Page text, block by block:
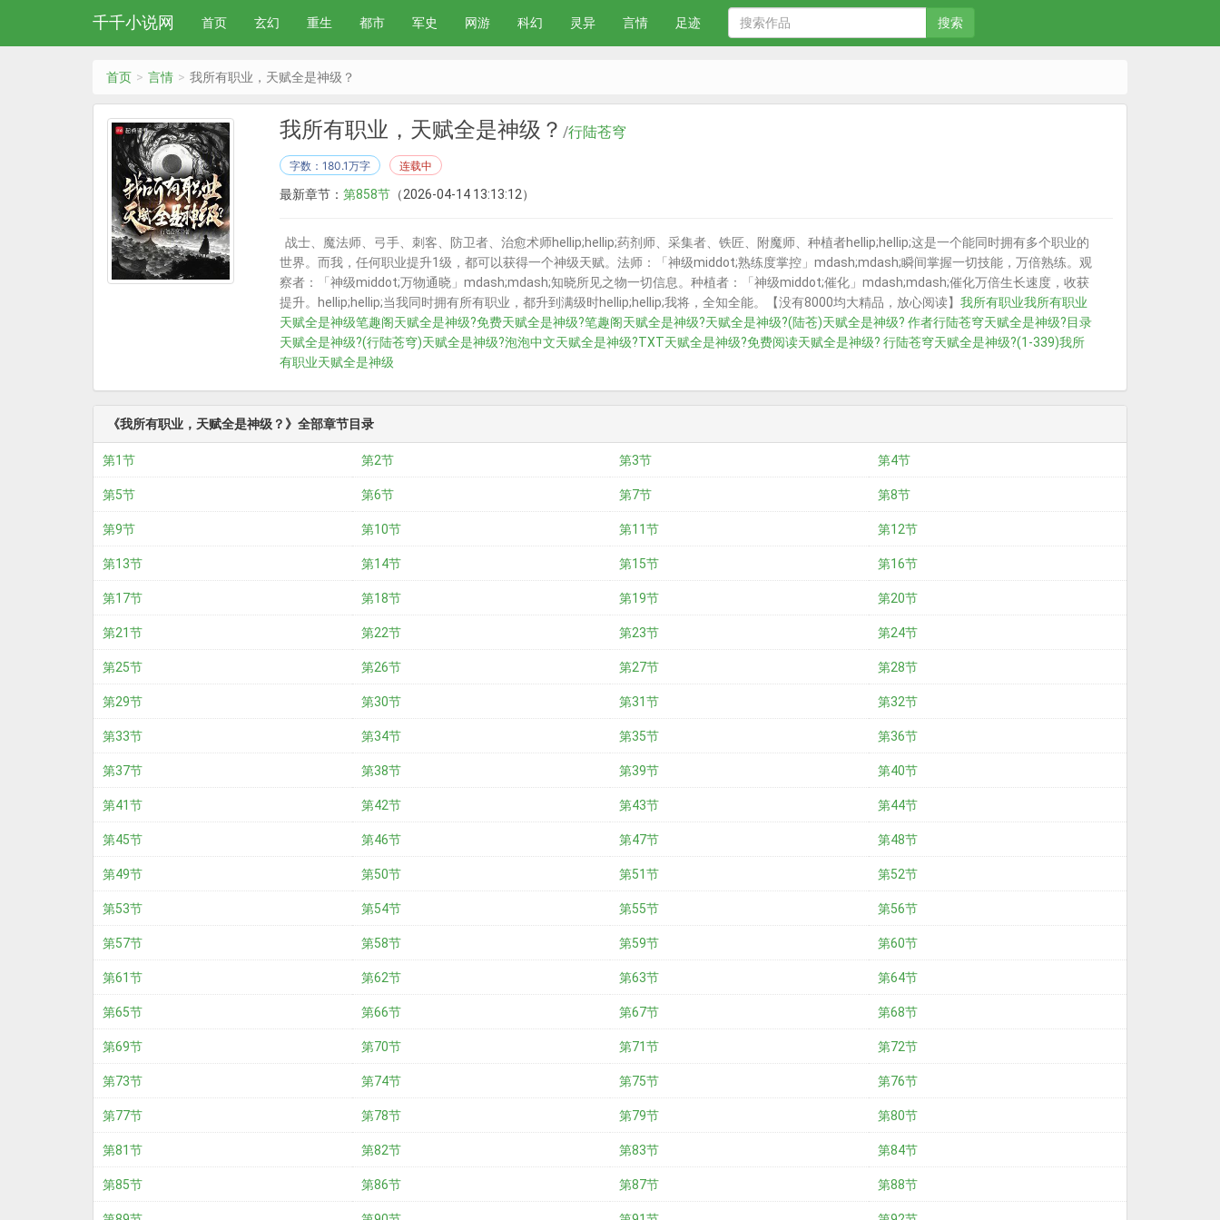
千千小说网 首页 玄幻 重生 都市 军史 网游 科幻 灵异 言情 足迹 搜索
首页 言情 我所有职业，天赋全是神级？
我所有职业，天赋全是神级？ /行陆苍穹
字数：180.1万字 连载中
最新章节： 第858节（2026-04-14 13:13:12）
战士、魔法师、弓手、刺客、防卫者、治愈术师hellip;hellip;药剂师、采集者、铁匠、附魔师、种植者hellip;hellip;这是一个能同时拥有多个职业的
世界。而我，任何职业提升1级，都可以获得一个神级天赋。法师：「神级middot;熟练度掌控」mdash;mdash;瞬间掌握一切技能，万倍熟练。观
察者：「神级middot;万物通晓」mdash;mdash;知晓所见之物一切信息。种植者：「神级middot;催化」mdash;mdash;催化万倍生长速度，收获
提升。hellip;hellip;当我同时拥有所有职业，都升到满级时hellip;hellip;我将，全知全能。【没有8000均大精品，放心阅读】 我所有职业我所有职业
天赋全是神级笔趣阁天赋全是神级?免费天赋全是神级?笔趣阁天赋全是神级?天赋全是神级?(陆苍)天赋全是神级? 作者行陆苍穹天赋全是神级?目录
天赋全是神级?(行陆苍穹)天赋全是神级?泡泡中文天赋全是神级?TXT天赋全是神级?免费阅读天赋全是神级? 行陆苍穹天赋全是神级?(1-339)我所
有职业天赋全是神级
《我所有职业，天赋全是神级？》全部章节目录
第1节 第2节 第3节 第4节
第5节 第6节 第7节 第8节
第9节 第10节 第11节 第12节
第13节 第14节 第15节 第16节
第17节 第18节 第19节 第20节
第21节 第22节 第23节 第24节
第25节 第26节 第27节 第28节
第29节 第30节 第31节 第32节
第33节 第34节 第35节 第36节
第37节 第38节 第39节 第40节
第41节 第42节 第43节 第44节
第45节 第46节 第47节 第48节
第49节 第50节 第51节 第52节
第53节 第54节 第55节 第56节
第57节 第58节 第59节 第60节
第61节 第62节 第63节 第64节
第65节 第66节 第67节 第68节
第69节 第70节 第71节 第72节
第73节 第74节 第75节 第76节
第77节 第78节 第79节 第80节
第81节 第82节 第83节 第84节
第85节 第86节 第87节 第88节